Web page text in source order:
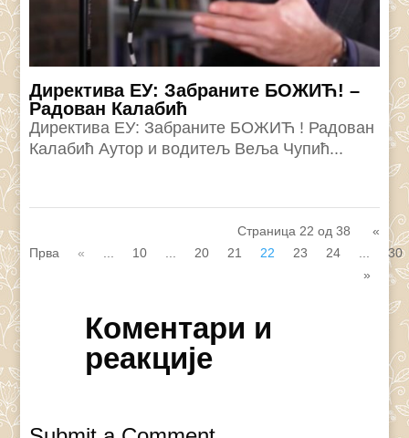
Директива ЕУ: Забраните БОЖИЋ! –
Радован Калабић
Директива ЕУ: Забраните БОЖИЋ ! Радован
Калабић Аутор и водитељ Веља Чупић...
Страница 22 од 38
«
Прва
« 10 20 21 22 23 24
30
»
Коментари и
реакције